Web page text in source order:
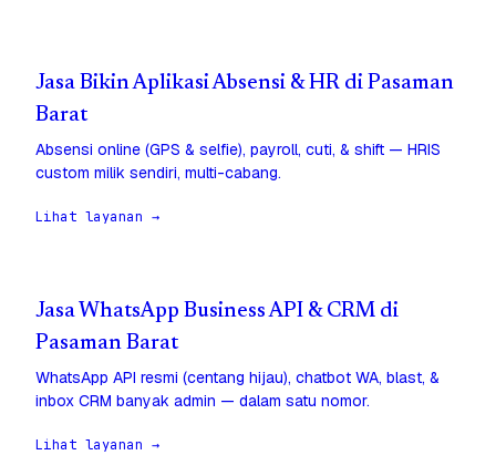
Jasa Bikin Aplikasi Absensi & HR di Pasaman
Barat
Absensi online (GPS & selfie), payroll, cuti, & shift — HRIS
custom milik sendiri, multi-cabang.
Lihat layanan →
Jasa WhatsApp Business API & CRM di
Pasaman Barat
WhatsApp API resmi (centang hijau), chatbot WA, blast, &
inbox CRM banyak admin — dalam satu nomor.
Lihat layanan →